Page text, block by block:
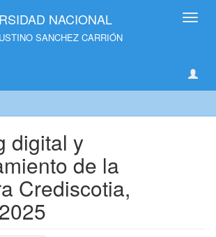
NACIONAL
SANCHEZ CARRIÓN
digital y
de la
Crediscotia,